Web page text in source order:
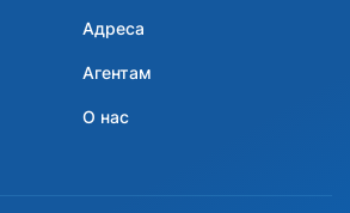
Адреса
Агентам
О нас